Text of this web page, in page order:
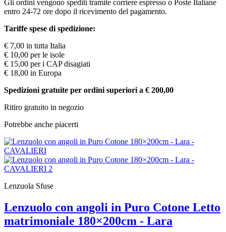
Gli ordini vengono spediti tramite corriere espresso o Poste Italiane
entro 24-72 ore dopo il ricevimento del pagamento.
Tariffe spese di spedizione:
€ 7,00 in tutta Italia
€ 10,00 per le isole
€ 15,00 per i CAP disagiati
€ 18,00 in Europa
Spedizioni gratuite per ordini superiori a € 200,00
Ritiro gratuito in negozio
Potrebbe anche piacerti
Lenzuola Sfuse
Lenzuolo con angoli in Puro Cotone Letto
matrimoniale 180×200cm - Lara